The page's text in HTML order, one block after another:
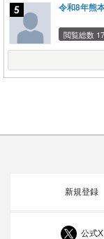
令和8年熊
閲覧総数
新規登録
公式X